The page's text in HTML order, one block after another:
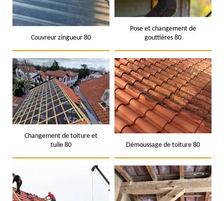
Couvreur zingueur 80
Pose et changement de
gouttières 80
Changement de toiture et
tuile 80
Démoussage de toiture 80